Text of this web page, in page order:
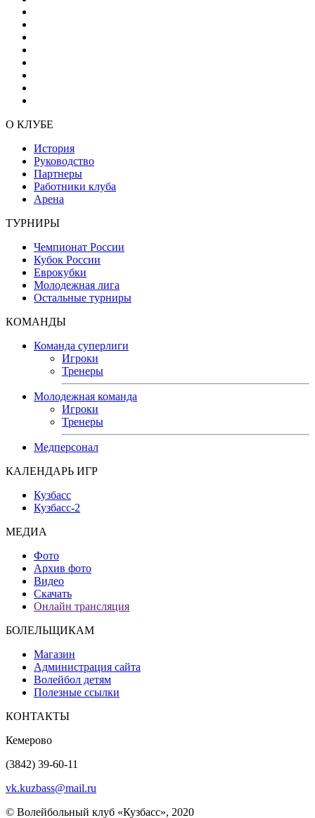
О КЛУБЕ
История
Руководство
Партнеры
Работники клуба
Арена
ТУРНИРЫ
Чемпионат России
Кубок России
Еврокубки
Молодежная лига
Остальные турниры
КОМАНДЫ
Команда суперлиги
Игроки
Тренеры
Молодежная команда
Игроки
Тренеры
Медперсонал
КАЛЕНДАРЬ ИГР
Кузбасс
Кузбасс-2
МЕДИА
Фото
Архив фото
Видео
Скачать
Онлайн трансляция
БОЛЕЛЬЩИКАМ
Магазин
Администрация сайта
Волейбол детям
Полезные ссылки
КОНТАКТЫ
Кемерово
(3842) 39-60-11
vk.kuzbass@mail.ru
© Волейбольный клуб «Кузбасс», 2020